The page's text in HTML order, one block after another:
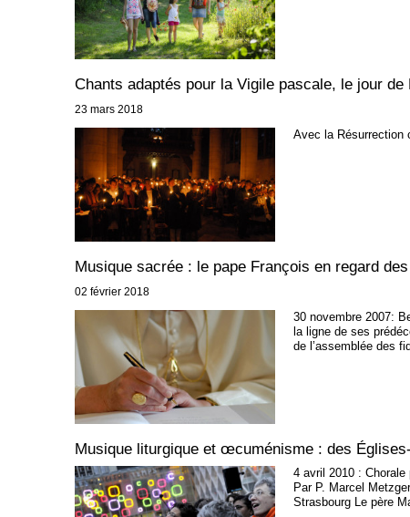
Chants adaptés pour la Vigile pascale, le jour de
23 mars 2018
Avec la Résurrection
Musique sacrée : le pape François en regard
02 février 2018
30 novembre 2007:
la ligne de ses
de l’assemblée des
Musique liturgique et œcuménisme : des
4 avril 2010 : Chorale
Par P. Marcel
Strasbourg Le père